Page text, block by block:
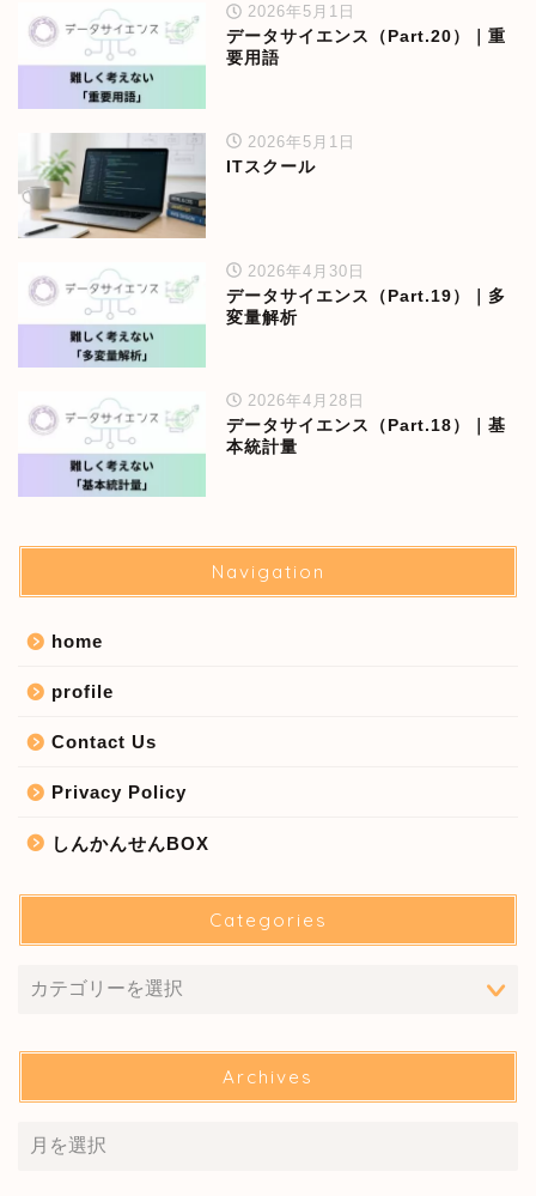
2026年5月1日
データサイエンス（Part.20）｜重
要用語
2026年5月1日
ITスクール
2026年4月30日
データサイエンス（Part.19）｜多
変量解析
2026年4月28日
データサイエンス（Part.18）｜基
本統計量
Navigation
home
profile
Contact Us
Privacy Policy
しんかんせんBOX
Categories
Archives